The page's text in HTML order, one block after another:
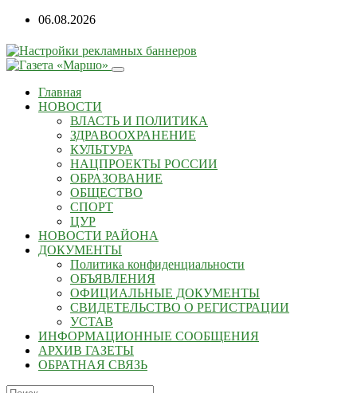
Перейти
содержанию
06.08.2026
Главная
НОВОСТИ
ВЛАСТЬ И ПОЛИТИКА
ЗДРАВООХРАНЕНИЕ
КУЛЬТУРА
НАЦПРОЕКТЫ РОССИИ
ОБРАЗОВАНИЕ
ОБЩЕСТВО
СПОРТ
ЦУР
НОВОСТИ РАЙОНА
ДОКУМЕНТЫ
Политика конфиденциальности
ОБЪЯВЛЕНИЯ
ОФИЦИАЛЬНЫЕ ДОКУМЕНТЫ
СВИДЕТЕЛЬСТВО О РЕГИСТРАЦИИ
УСТАВ
ИНФОРМАЦИОННЫЕ СООБЩЕНИЯ
АРХИВ ГАЗЕТЫ
ОБРАТНАЯ СВЯЗЬ